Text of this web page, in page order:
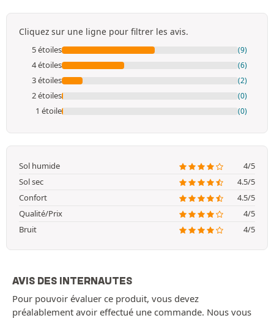
Cliquez sur une ligne pour filtrer les avis.
5 étoiles (9)
4 étoiles (6)
3 étoiles (2)
2 étoiles (0)
1 étoile (0)
Sol humide
4/5
Sol sec
4.5/5
Confort
4.5/5
Qualité/Prix
4/5
Bruit
4/5
AVIS DES INTERNAUTES
Pour pouvoir évaluer ce produit, vous devez
préalablement avoir effectué une commande. Nous vous